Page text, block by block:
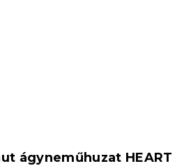
ágyneműhuzat HEART